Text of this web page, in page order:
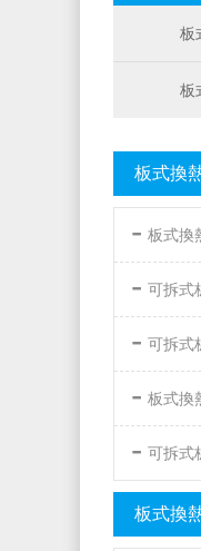
板
板
板式換
- 板式換
- 可拆式
- 可拆式
- 板式換
- 可拆式
板式換